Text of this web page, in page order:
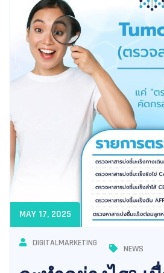
MAY 17, 2025
DIGITALMARKETING
NEWS